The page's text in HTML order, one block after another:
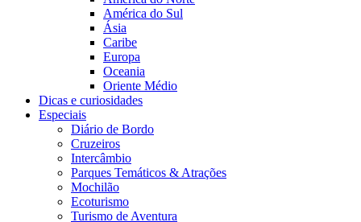
América do Sul
Ásia
Caribe
Europa
Oceania
Oriente Médio
Dicas e curiosidades
Especiais
Diário de Bordo
Cruzeiros
Intercâmbio
Parques Temáticos & Atrações
Mochilão
Ecoturismo
Turismo de Aventura